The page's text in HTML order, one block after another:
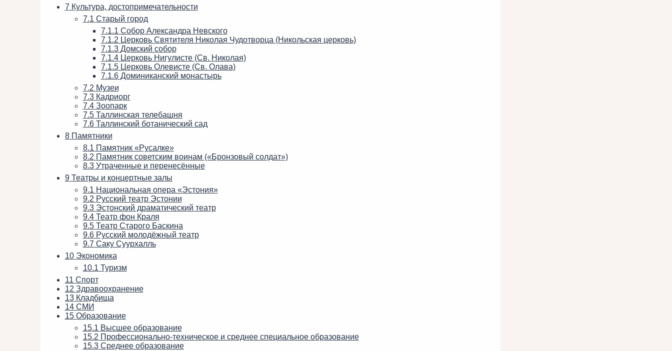
7 Культура, достопримечательности
7.1 Старый город
7.1.1 Собор Александра Невского
7.1.2 Церковь Святителя Николая Чудотворца (Никольская церковь)
7.1.3 Домский собор
7.1.4 Церковь Нигулисте (Св. Николая)
7.1.5 Церковь Олевисте (Св. Олава)
7.1.6 Доминиканский монастырь
7.2 Музеи
7.3 Кадриорг
7.4 Зоопарк
7.5 Таллинская телебашня
7.6 Таллинский ботанический сад
8 Памятники
8.1 Памятник «Русалке»
8.2 Памятник советским воинам («Бронзовый солдат»)
8.3 Утраченные и перенесённые
9 Театры и концертные залы
9.1 Национальная опера «Эстония»
9.2 Русский театр Эстонии
9.3 Эстонский драматический театр
9.4 Театр фон Краля
9.5 Театр Старого Баскина
9.6 Русский молодёжный театр
9.7 Саку Суурхалль
10 Экономика
10.1 Туризм
11 Спорт
12 Здравоохранение
13 Кладбища
14 СМИ
15 Образование
15.1 Высшее образование
15.2 Профессионально-техническое и среднее специальное образование
15.3 Среднее образование